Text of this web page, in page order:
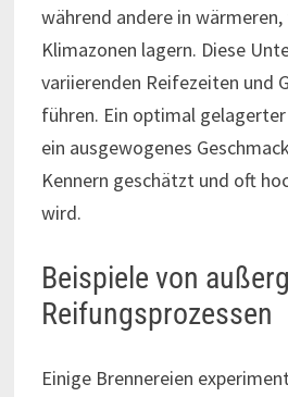
während andere in
Klimazonen lagern. Diese
variierenden Reifezeiten und
führen. Ein optimal
ein ausgewogenes
Kennern geschätzt und oft
wird.
Beispiele von
Reifungsprozessen
Einige Brennereien